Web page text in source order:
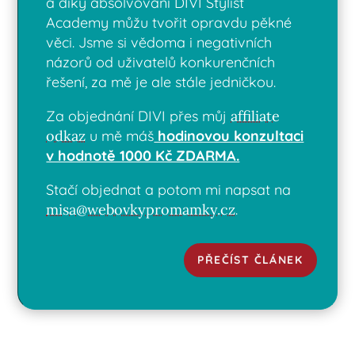
Academy můžu tvořit opravdu pěkné
věci. Jsme si vědoma i negativních
názorů od uživatelů konkurenčních
řešení, za mě je ale stále jedničkou.
Za objednání DIVI přes můjaffiliate
odkaz u mě máš hodinovou konzultaci
v hodnotě 1000 Kč ZDARMA.
Stačí objednat a potom mi napsat na
misa@webovkypromamky.cz.
PŘEČÍST ČLÁNEK